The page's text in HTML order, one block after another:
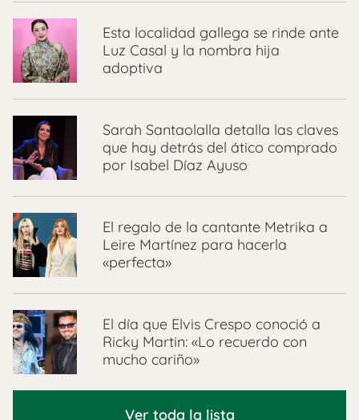
Esta localidad gallega se rinde ante
Luz Casal y la nombra hija
adoptiva
Sarah Santaolalla detalla las claves
que hay detrás del ático comprado
por Isabel Díaz Ayuso
El regalo de la cantante Metrika a
Leire Martínez para hacerla
«perfecta»
El día que Elvis Crespo conoció a
Ricky Martin: «Lo recuerdo con
mucho cariño»
Ver toda la lista